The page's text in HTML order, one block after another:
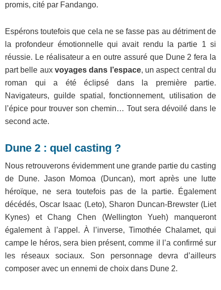
promis, cité par Fandango.
Espérons toutefois que cela ne se fasse pas au détriment de
la profondeur émotionnelle qui avait rendu la partie 1 si
réussie. Le réalisateur a en outre assuré que Dune 2 fera la
part belle aux voyages dans l’espace, un aspect central du
roman qui a été éclipsé dans la première partie.
Navigateurs, guilde spatial, fonctionnement, utilisation de
l’épice pour trouver son chemin… Tout sera dévoilé dans le
second acte.
Dune 2 : quel casting ?
Nous retrouverons évidemment une grande partie du casting
de Dune. Jason Momoa (Duncan), mort après une lutte
héroïque, ne sera toutefois pas de la partie. Également
décédés, Oscar Isaac (Leto), Sharon Duncan-Brewster (Liet
Kynes) et Chang Chen (Wellington Yueh) manqueront
également à l’appel. À l’inverse, Timothée Chalamet, qui
campe le héros, sera bien présent, comme il l’a confirmé sur
les réseaux sociaux. Son personnage devra d’ailleurs
composer avec un ennemi de choix dans Dune 2.